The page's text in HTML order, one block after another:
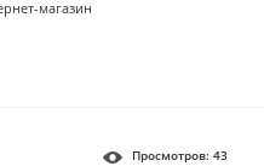
магазин
Просмотров: 43